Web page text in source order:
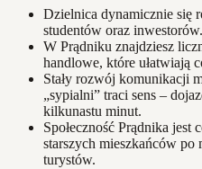
Dzielnica dynamicznie się
studentów oraz inwestorów.
W Prądniku znajdziesz
handlowe, które ułatwiają
Stały rozwój komunikacji
„sypialni” traci sens –
kilkunastu minut.
Społeczność Prądnika jest
starszych mieszkańców po
turystów.